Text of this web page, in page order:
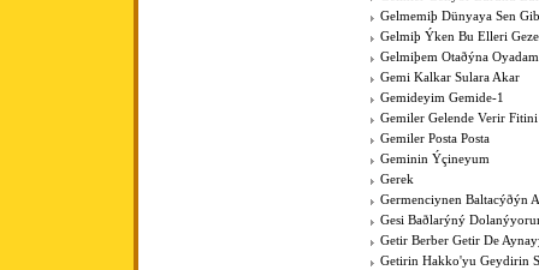
Gelmemiþ Dünyaya Sen
Gelmiþ Ýken Bu Elleri
Gelmiþem Otaðýna
Gemi Kalkar Sulara Akar
Gemideyim Gemide-1
Gemiler Gelende Verir Fitini
Gemiler Posta Posta
Geminin Ýçineyum
Gerek
Germenciynen Baltacýðýn
Gesi Baðlarýný
Getir Berber Getir De
Getirin Hakko'yu Geydirin